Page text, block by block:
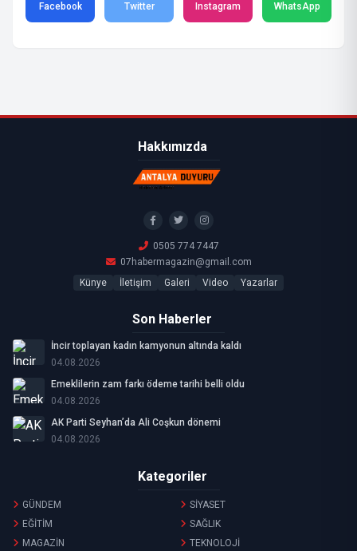
Facebook Twitter Instagram WhatsApp
Hakkımızda
0505 774 7447
07habermagazin@gmail.com
Künye
İletişim Galeri Video Yazarlar
Son Haberler
İncir toplayan kadın kamyonun altında kaldı
04.08.2026
Emeklilerin zam farkı ödeme tarihi belli oldu
04.08.2026
AK Parti Seyhan’da Ali Coşkun dönemi
04.08.2026
Kategoriler
GÜNDEM
SİYASET
EĞİTİM
SAĞLIK
MAGAZİN
TEKNOLOJİ